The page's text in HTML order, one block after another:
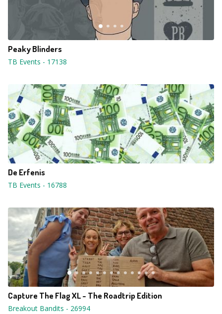
Peaky Blinders
TB Events - 17138
De Erfenis
TB Events - 16788
Capture The Flag XL - The Roadtrip Edition
Breakout Bandits - 26994